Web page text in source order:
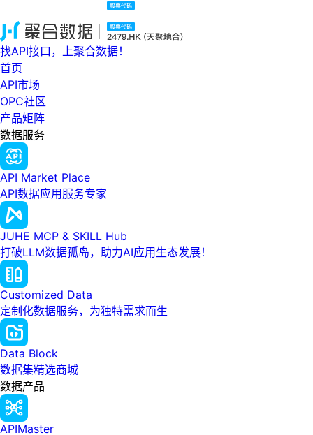
找API接口，上聚合数据！
首页
API市场
OPC社区
产品矩阵
数据服务
API Market Place
API数据应用服务专家
JUHE MCP & SKILL Hub
打破LLM数据孤岛，助力AI应用生态发展！
Customized Data
定制化数据服务，为独特需求而生
Data Block
数据集精选商城
数据产品
APIMaster